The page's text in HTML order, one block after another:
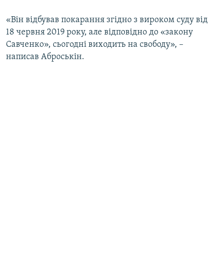
Усі сайти RFE/RL
«Він відбував покарання згідно з вироком суду від
18 червня 2019 року, але відповідно до «закону
Савченко», сьогодні виходить на свободу», –
написав Аброськін.